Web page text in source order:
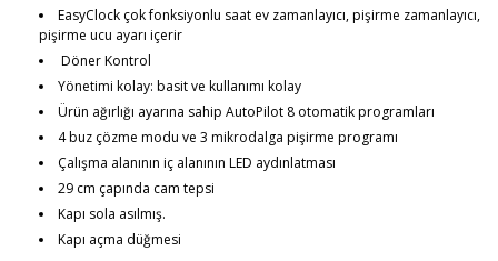
EasyClock çok fonksiyonlu saat ev zamanlayıcı, pişirme zamanlayıcı,
pişirme ucu ayarı içerir
Döner Kontrol
Yönetimi kolay: basit ve kullanımı kolay
Ürün ağırlığı ayarına sahip AutoPilot 8 otomatik programları
4 buz çözme modu ve 3 mikrodalga pişirme programı
Çalışma alanının iç alanının LED aydınlatması
29 cm çapında cam tepsi
Kapı sola asılmış.
Kapı açma düğmesi